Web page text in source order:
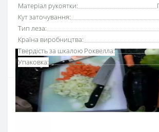
Матеріал рукоятки:
Кут заточування:
Тип леза:
Країна виробництва:
Твердість за шкалою Роквелла:
Упаковка:
Ніж для філе 170 мм серії
Аркос використовують для